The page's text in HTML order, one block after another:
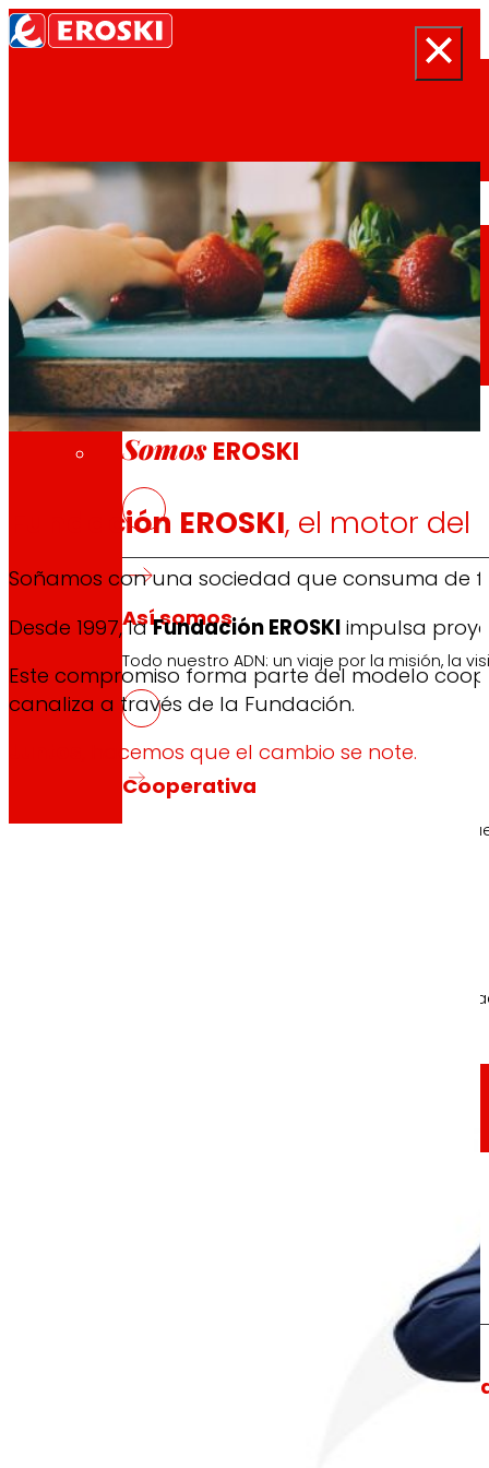
Buscar
Inicio
Quiénes somos
Somos EROSKI
Así somos
Todo nuestro ADN: un viaje por la misión, la
Cooperativa
Somos por y para las personas. Descubre
A través de nuestra Fundación
alimentación
Fundación EROSKI, el motor del
Soñamos con una sociedad que consuma de
Desde 1997, laFundación EROSKI impulsa
Este compromiso forma parte del modelo
canaliza a través de la Fundación.
, hacemos que el cambio se note.